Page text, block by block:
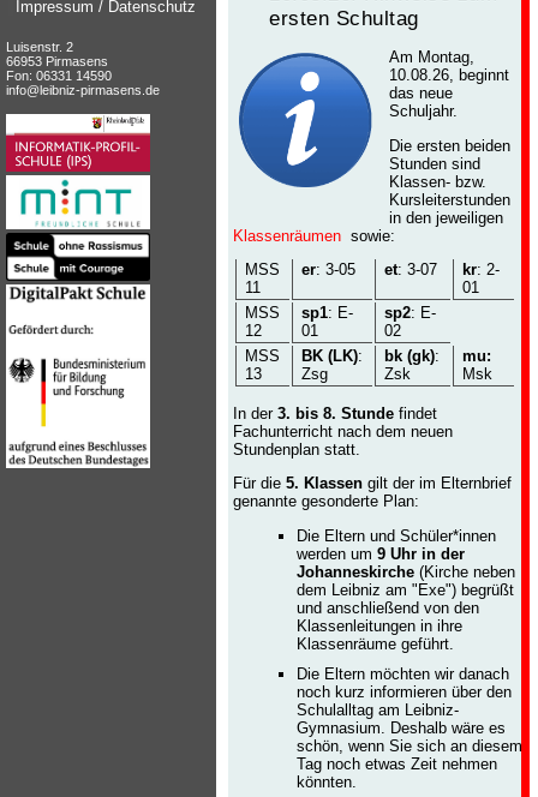
Impressum / Datenschutz
Luisenstr. 2
66953 Pirmasens
Fon: 06331 14590
info@leibniz-pirmasens.de
ersten Schultag
Am Montag,
10.08.26, beginnt
das neue
Schuljahr.
Die ersten beiden
Stunden sind
Klassen- bzw.
Kursleiterstunden
in den jeweiligen
Klassenräumen sowie:
MSS
11
er: 3-05 et: 3-07 kr: 2-
01
MSS
12
sp1: E-
01
sp2: E-
02
MSS
13
BK (LK):
Zsg
bk (gk):
Zsk
mu:
Msk
In der 3. bis 8. Stunde findet
Fachunterricht nach dem neuen
Stundenplan statt.
Für die 5. Klassen gilt der im Elternbrief
genannte gesonderte Plan:
Die Eltern und Schüler*innen
werden um9 Uhr in der
Johanneskirche(Kirche neben
dem Leibniz am "Exe") begrüßt
und anschließend von den
Klassenleitungen in ihre
Klassenräume geführt.
Die Eltern möchten wir danach
noch kurz informieren über den
Schulalltag am Leibniz-
Gymnasium. Deshalb wäre es
schön, wenn Sie sich an diesem
Tag noch etwas Zeit nehmen
könnten.